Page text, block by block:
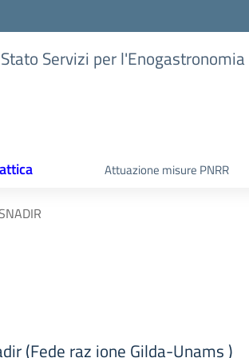
Servizi per
Attuazione misure PNRR
(Fede raz ione Gilda-Unams )